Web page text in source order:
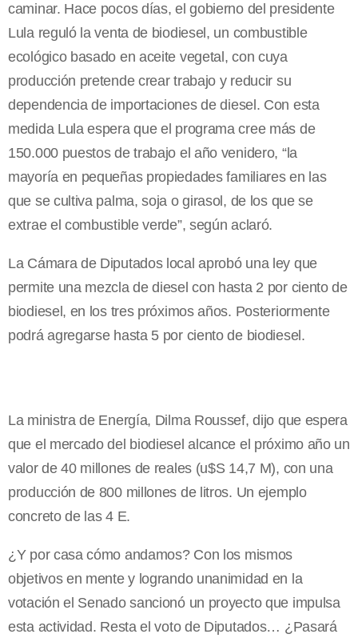
caminar. Hace pocos días, el gobierno del presidente
Lula reguló la venta de biodiesel, un combustible
ecológico basado en aceite vegetal, con cuya
producción pretende crear trabajo y reducir su
dependencia de importaciones de diesel. Con esta
medida Lula espera que el programa cree más de
150.000 puestos de trabajo el año venidero, “la
mayoría en pequeñas propiedades familiares en las
que se cultiva palma, soja o girasol, de los que se
extrae el combustible verde”, según aclaró.
La Cámara de Diputados local aprobó una ley que
permite una mezcla de diesel con hasta 2 por ciento de
biodiesel, en los tres próximos años. Posteriormente
podrá agregarse hasta 5 por ciento de biodiesel.
La ministra de Energía, Dilma Roussef, dijo que espera
que el mercado del biodiesel alcance el próximo año un
valor de 40 millones de reales (u$S 14,7 M), con una
producción de 800 millones de litros. Un ejemplo
concreto de las 4 E.
¿Y por casa cómo andamos? Con los mismos
objetivos en mente y logrando unanimidad en la
votación el Senado sancionó un proyecto que impulsa
esta actividad. Resta el voto de Diputados… ¿Pasará